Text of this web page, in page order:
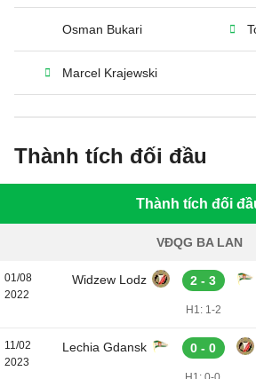
Osman Bukari
Marcel Krajewski
Thành tích đối đầu
Thành tích đối
VĐQG BA LAN
01/08
2022
Widzew Lodz 2 - 3
H1: 1-2
11/02
2023
Lechia Gdansk 0 - 0